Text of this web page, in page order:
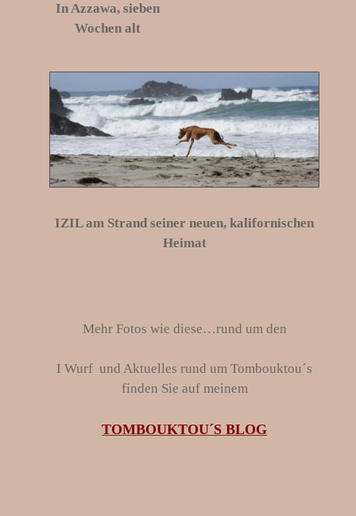
In Azzawa, sieben
Wochen alt
IZIL am Strand seiner neuen, kalifornischen
Heimat
Mehr Fotos wie diese…rund um den
I Wurf und Aktuelles rund um Tombouktou´s
finden Sie auf meinem
TOMBOUKTOU´S BLOG